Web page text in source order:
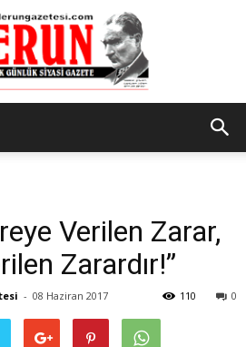
Gazetesi
Verilen Zarar,
Zarardır!”
- 08 Haziran 2017 0
110